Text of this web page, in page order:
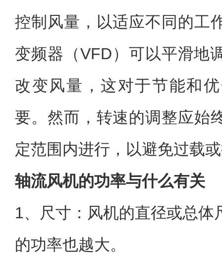
控制风量，以适应不同的工
变频器（VFD）可以平滑地
改变风量，这对于节能和
要。然而，转速的调整应始
定范围内进行，以避免过载
轴流风机的功率与什么有关
1、尺寸：风机的直径或总体
的功率也越大。